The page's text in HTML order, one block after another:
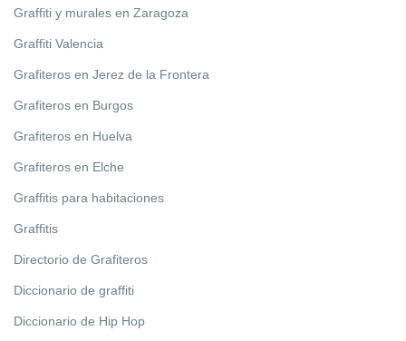
Graffiti y murales en Zaragoza
Graffiti Valencia
Grafiteros en Jerez de la Frontera
Grafiteros en Burgos
Grafiteros en Huelva
Grafiteros en Elche
Graffitis para habitaciones
Graffitis
Directorio de Grafiteros
Diccionario de graffiti
Diccionario de Hip Hop